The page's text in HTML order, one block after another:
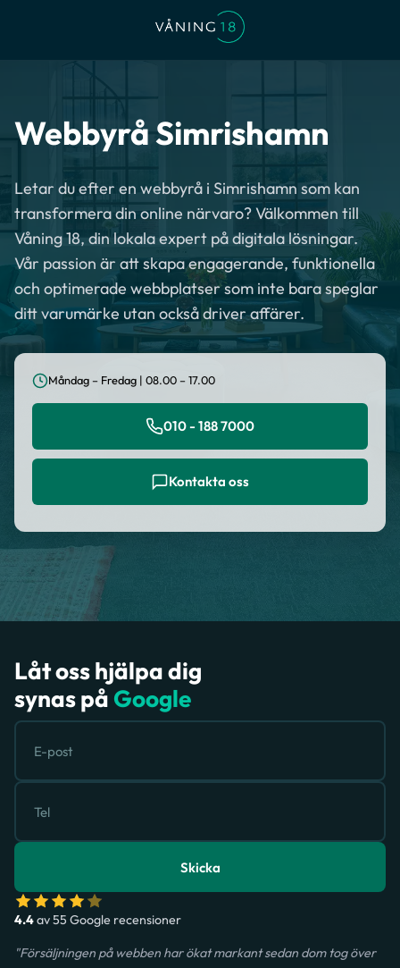
Webbyrå Simrishamn
Letar du efter en webbyrå i Simrishamn som kan
transformera din online närvaro? Välkommen till
Våning 18, din lokala expert på digitala lösningar.
Vår passion är att skapa engagerande, funktionella
och optimerade webbplatser som inte bara speglar
ditt varumärke utan också driver affärer.
Måndag – Fredag | 08.00 – 17.00
010 - 188 7000
Kontakta oss
Låt oss hjälpa dig
synas på Google
Skicka
4.4av 55 Google recensioner
"Försäljningen på webben har ökat markant sedan dom tog över